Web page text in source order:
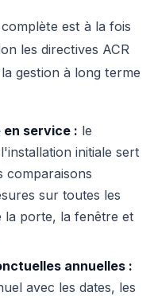
est à la fois
les directives ACR
gestion à long terme
en service : le
initiale sert
comparaisons
sur toutes les
la porte, la fenêtre et
annuelles :
avec les dates, les